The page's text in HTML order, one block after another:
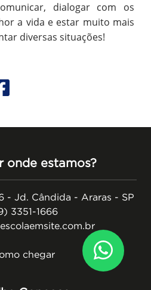
dialogar com os
a vida e estar muito mais
diversas situações!
onde estamos?
- Jd. Cândida - Araras - SP
3351-1666
chegar